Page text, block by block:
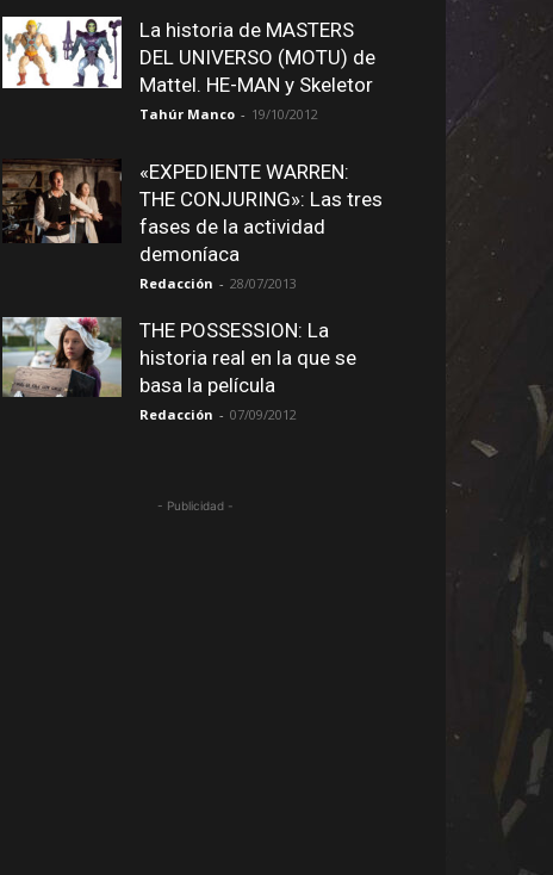
La historia de MASTERS
DEL UNIVERSO (MOTU) de
Mattel. HE-MAN y Skeletor
Tahúr Manco - 19/10/2012
«EXPEDIENTE WARREN:
THE CONJURING»: Las tres
fases de la actividad
demoníaca
Redacción - 28/07/2013
THE POSSESSION: La
historia real en la que se
basa la película
Redacción - 07/09/2012
- Publicidad -